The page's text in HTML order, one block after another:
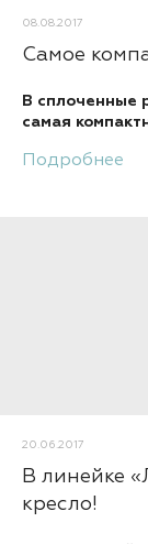
08.08.2017
Самое
В сплоченные
самая
Подробнее
20.06.2017
В линейке
кресло!